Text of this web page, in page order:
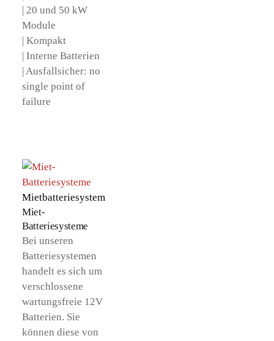
| 20 und 50 kW
Module
| Kompakt
| Interne Batterien
| Ausfallsicher: no
single point of
failure
Mietbatteriesystem
Miet-
Batteriesysteme
Bei unseren
Batteriesystemen
handelt es sich um
verschlossene
wartungsfreie 12V
Batterien. Sie
können diese von